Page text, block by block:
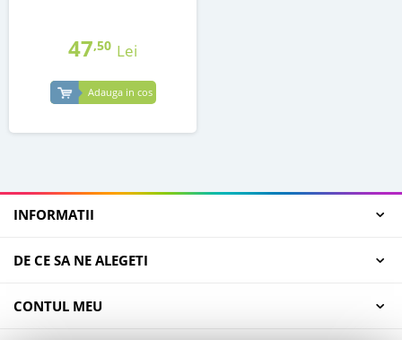
47,50 Lei
Adauga in cos
INFORMATII
DE CE SA NE ALEGETI
CONTUL MEU